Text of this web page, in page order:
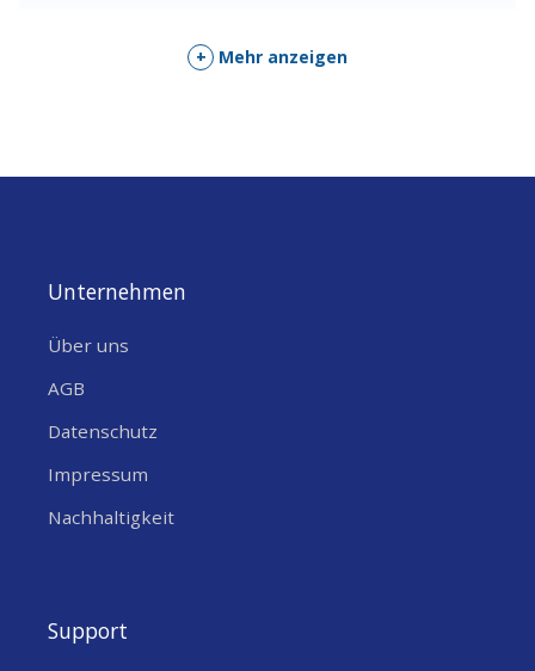
herausfordern, reale Anwendungen zu bauen (siehe weitere
kostenloses Probeabonnement für den Arduino Create
Maker Plan
Arduino Create und seiner IoT-Cloud-Anwendung fernzusteuern.
FAQ
fernsteuert und die Grundlagen des Internets der Dinge erlernt
+ Mehr anzeigen
Unternehmen
Über uns
AGB
Datenschutz
Impressum
Nachhaltigkeit
Support